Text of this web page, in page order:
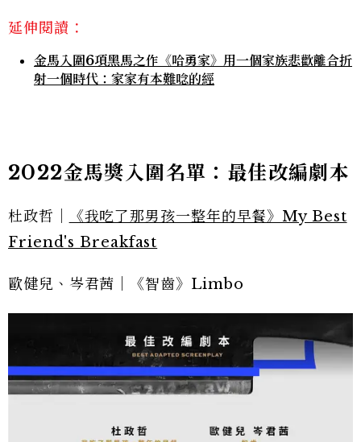
延伸閱讀：
金馬入圍6項黑馬之作《哈勇家》用一個家族悲歡離合折
射一個時代：家家有本難唸的經
2022金馬獎入圍名單：最佳改編劇本
杜政哲｜
《我吃了那男孩一整年的早餐》My Best
Friend's Breakfast
歐健兒、岑君茜｜《智齒》Limbo